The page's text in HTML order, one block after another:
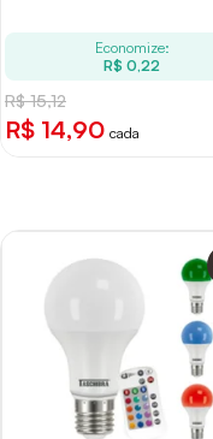
Economize:
R$ 0,22
R$ 15,12
R$ 14,90 cada